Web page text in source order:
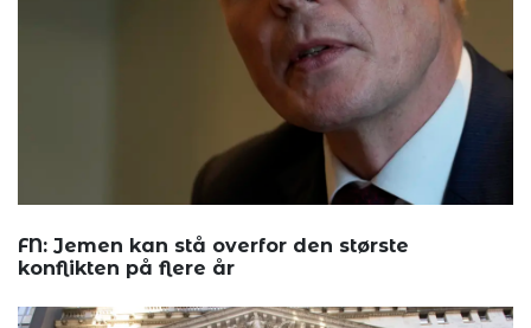
FN: Jemen kan stå overfor den største
konflikten på flere år